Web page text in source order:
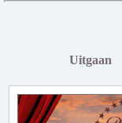
Uitgaan